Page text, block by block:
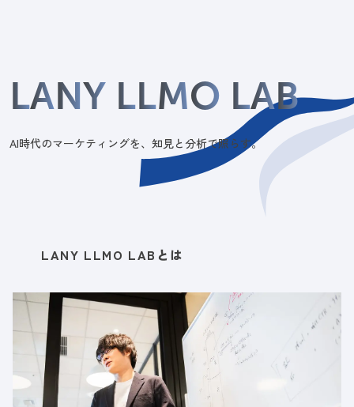
LANY LLMO LAB
AI時代のマーケティングを、知見と分析で照らす。
LANY LLMO LABとは